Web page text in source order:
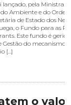
lançado, pela Ministra
Ambiente e do
de Estado dos
o Fundo para as
Este fundo é
Gestão do mecanismo
[…]
o